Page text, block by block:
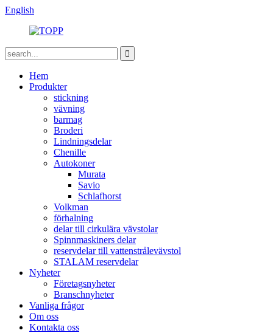
English
Hem
Produkter
stickning
vävning
barmag
Broderi
Lindningsdelar
Chenille
Autokoner
Murata
Savio
Schlafhorst
Volkman
förhalning
delar till cirkulära vävstolar
Spinnmaskiners delar
reservdelar till vattenstrålevävstol
STALAM reservdelar
Nyheter
Företagsnyheter
Branschnyheter
Vanliga frågor
Om oss
Kontakta oss